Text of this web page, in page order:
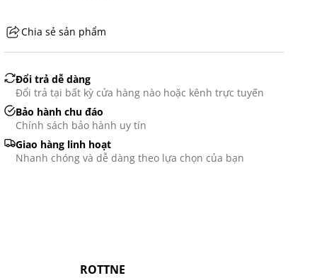
GHS07 - Advarsel
Chia sẻ sản phẩm
Đổi trả dễ dàng
Đổi trả tại bất kỳ cửa hàng nào hoặc kênh trực tuyến
Bảo hành chu đáo
Chính sách bảo hành uy tín
Giao hàng linh hoạt
Nhanh chóng và dễ dàng theo lựa chọn của bạn
ROTTNE